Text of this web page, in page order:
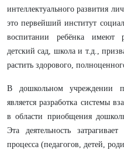
интеллектуального развития
это первейший институт
воспитании ребёнка имеют
детский сад, школа и т.д.,
растить здорового,
В дошкольном учреждении
является разработка системы
в области приобщения
Эта деятельность
процесса (педагогов, детей,